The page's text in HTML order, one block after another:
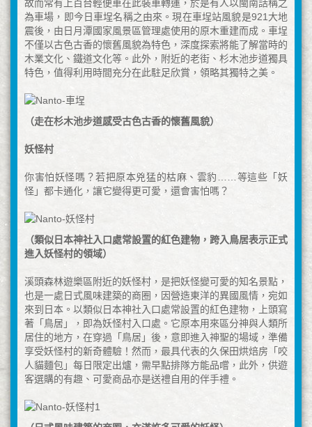
故而常有上百台輕便車在此裝車轉運，於是有人以閩南話稱之
為車場，即今日車埕名稱之由來。現在車埕站風貌是921大地
震後，由日月潭國家風景區管理處使用的原木重建而成。車埕
不僅以古色古香的懷舊風貌為特色，深度探索將能了解當時的
木業文化、鐵道文化等。此外，附近的老街、杉木池步道獨具
特色，值得利用時間充分在此駐足欣賞，領略其獨特之美。
（走在杉木池步道感受古色古香的懷舊風貌）
妖怪村
你害怕妖怪嗎？若把原本兇猛的枯麻、雲豹……等這些「妖
怪」都卡通化，讓它變得更可愛，還會害怕嗎？
（類似日本神社入口處常設置的紅色建物， 跨入鳥居表示正式
進入妖怪村的領域）
溪頭森林遊樂區附近的妖怪村，是把妖怪變可愛的知名景點，
也是一處日式風味建築的商圈，因營造東洋的異國風情，宛如
來到日本。以類似日本神社入口處常設置的紅色建物，上頭寫
著「鳥居」，即為妖怪村入口處。它原本用來區分神與人類所
居住的地方，在穿過「鳥居」後，意即進入神聖的場域，準備
享受妖怪村的新奇體驗！然而，最具代表的久保田烘焙房「咬
人貓麵包」每日限定出爐，需早點排隊方能品嚐，此外，供遊
客選購的有趣、可愛商品亦是送禮自用的伴手禮。